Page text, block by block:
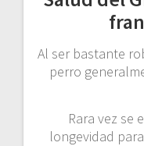
Al ser bastante
perro
Rara vez se
longevidad